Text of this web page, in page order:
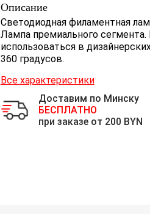
Описание
Светодиодная филаментная
Лампа премиального
использоваться в
360 градусов.
Все характеристики
Доставим по Минску
БЕСПЛАТНО
при заказе от 200 BYN